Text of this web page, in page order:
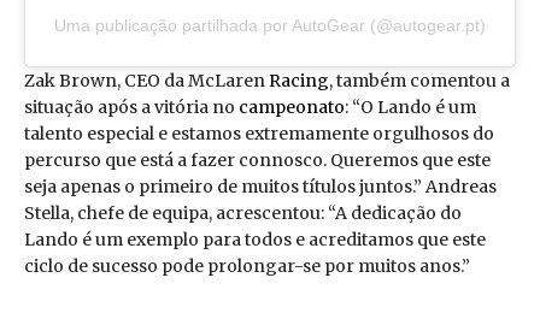
Uma publicação partilhada por AutoGear (@autogear.pt)
Zak Brown, CEO da McLarenRacing, também comentou a
situação após a vitória no campeonato: “O Lando é um
talento especial e estamos extremamente orgulhosos do
percurso que está a fazer connosco. Queremos que este
seja apenas o primeiro de muitos títulos juntos.” Andreas
Stella, chefe de equipa, acrescentou: “A dedicação do
Lando é um exemplo para todos e acreditamos que este
ciclo de sucesso pode prolongar-se por muitos anos.”